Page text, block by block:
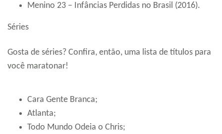
Menino 23 – Infâncias Perdidas no Brasil (2016).
Séries
Gosta de séries? Confira, então, uma lista de títulos para
você maratonar!
Cara Gente Branca;
Atlanta;
Todo Mundo Odeia o Chris;